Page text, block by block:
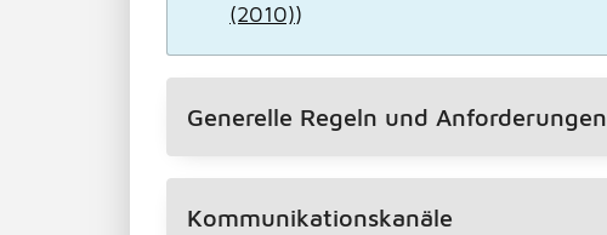
(2010))
Generelle Regeln und Anforderungen
Kommunikationskanäle